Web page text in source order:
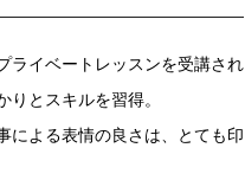
ライベートレッスンを受講され
とスキルを習得。
による表情の良さは、とても印